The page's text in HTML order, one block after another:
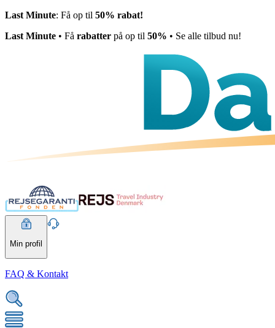
Last Minute: Få op til 50% rabat!
Last Minute • Få rabatter på op til 50% • Se alle tilbud nu!
Min profil
FAQ & Kontakt